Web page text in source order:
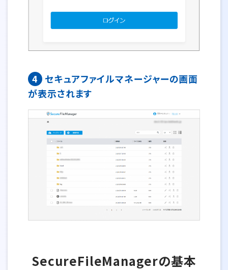
4
セキュアファイルマネージャーの画面
が表示されます
SecureFileManagerの基本